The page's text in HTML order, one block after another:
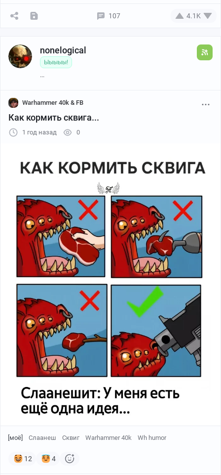
107 4.1K
nonelogical
Ыыыыы!
...
Warhammer 40k & FB
Как кормить сквига...
1 год назад 0
[моё] Слаанеш Сквиг Warhammer 40k Wh humor
12 4